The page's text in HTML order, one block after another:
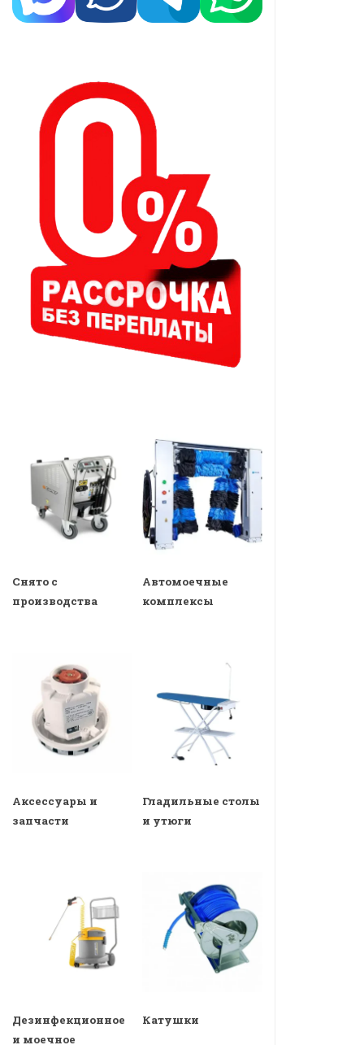
Снято с
производства
Автомоечные
комплексы
Аксессуары и
запчасти
Гладильные столы
и утюги
Дезинфекционное
и моечное
Катушки